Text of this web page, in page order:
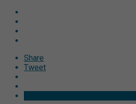
Share
Tweet